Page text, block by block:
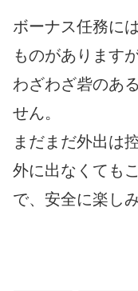
ボーナス任務に
ものがあります
わざわざ砦のあ
せん。
まだまだ外出は
外に出なくても
で、安全に楽し